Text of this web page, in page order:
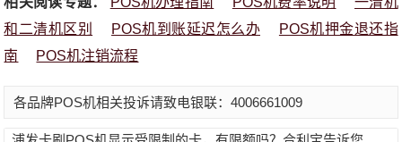
和二清机区别
POS机到账延迟怎么办
POS机押金退还指
南
POS机注销流程
各品牌POS机相关投诉请致电银联：4006661009